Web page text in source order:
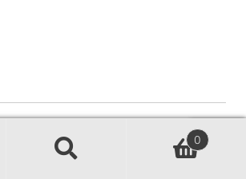
une pièce en
0